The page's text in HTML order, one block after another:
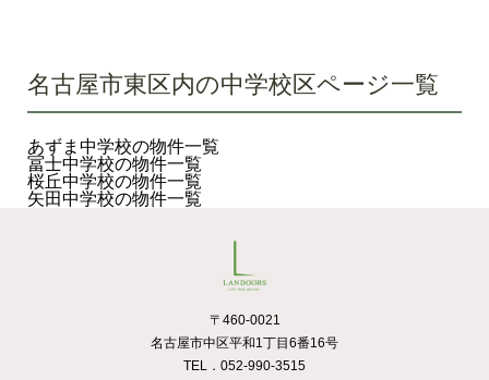
名古屋市東区内の中学校区ページ一覧
あずま中学校の物件一覧
冨士中学校の物件一覧
桜丘中学校の物件一覧
矢田中学校の物件一覧
〒460-0021
名古屋市中区平和1丁目6番16号
TEL．052-990-3515